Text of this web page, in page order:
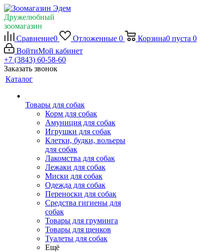
Дружелюбный
зоомагазин
Сравнение0 Отложенные 0 Корзина0 пуста 0
ВойтиМой кабинет
+7 (3843) 60-58-60
Заказать звонок
Каталог
Товары для собак
Корм для собак
Амуниция для собак
Игрушки для собак
Клетки, будки, вольеры
для собак
Лакомства для собак
Лежаки для собак
Миски для собак
Одежда для собак
Переноски для собак
Средства гигиены для
собак
Товары для груминга
Товары для щенков
Туалеты для собак
Ещё